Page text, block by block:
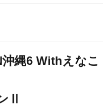
縄6 Withえなこ
Ⅱ